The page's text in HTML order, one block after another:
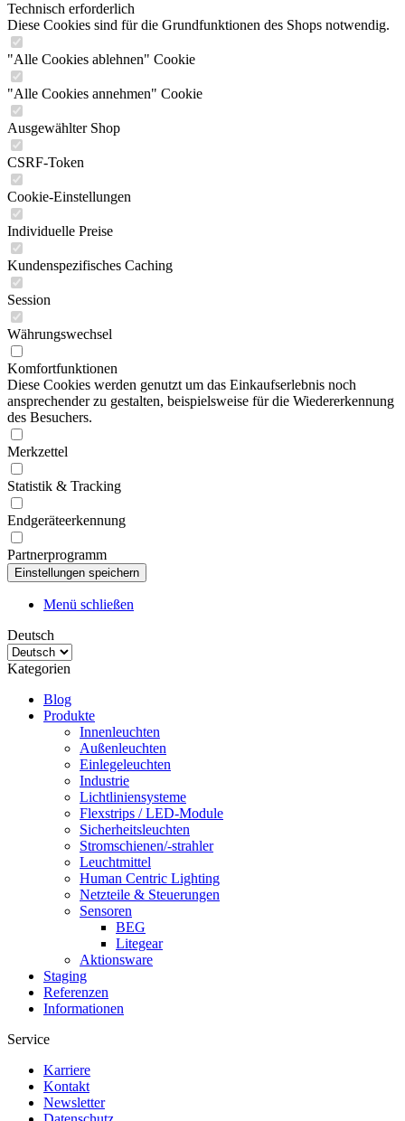
Technisch erforderlich
Diese Cookies sind für die Grundfunktionen des Shops notwendig.
"Alle Cookies ablehnen" Cookie
"Alle Cookies annehmen" Cookie
Ausgewählter Shop
CSRF-Token
Cookie-Einstellungen
Individuelle Preise
Kundenspezifisches Caching
Session
Währungswechsel
Komfortfunktionen
Diese Cookies werden genutzt um das Einkaufserlebnis noch
ansprechender zu gestalten, beispielsweise für die Wiedererkennung
des Besuchers.
Merkzettel
Statistik & Tracking
Endgeräteerkennung
Partnerprogramm
Menü schließen
Deutsch
Kategorien
Blog
Produkte
Innenleuchten
Außenleuchten
Einlegeleuchten
Industrie
Lichtliniensysteme
Flexstrips / LED-Module
Sicherheitsleuchten
Stromschienen/-strahler
Leuchtmittel
Human Centric Lighting
Netzteile & Steuerungen
Sensoren
BEG
Litegear
Aktionsware
Staging
Referenzen
Informationen
Service
Karriere
Kontakt
Newsletter